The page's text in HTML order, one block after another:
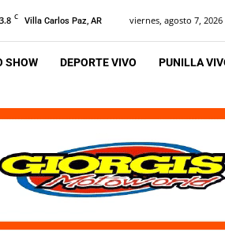
3.8 C Villa Carlos Paz, AR viernes, agosto 7, 2026
SHOW DEPORTE VIVO PUNILLA